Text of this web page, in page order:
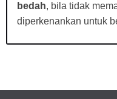
bedah, bila tidak
diperkenankan untuk